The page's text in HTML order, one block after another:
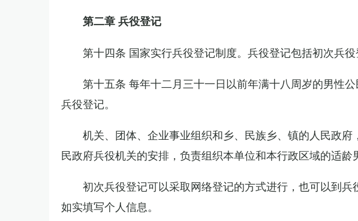
第二章 兵役登记
第十四条 国家实行兵役登记制度。兵役登记包括初次兵役
第十五条 每年十二月三十一日以前年满十八周岁的男性
兵役登记。
机关、团体、企业事业组织和乡、民族乡、镇的人民政
民政府兵役机关的安排，负责组织本单位和本行政区域的适龄
初次兵役登记可以采取网络登记的方式进行，也可以到
如实填写个人信息。